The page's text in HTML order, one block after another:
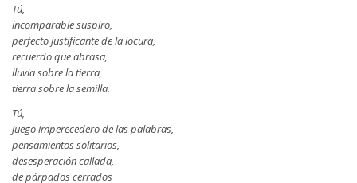
Tú,
incomparable suspiro,
perfecto justificante de la locura,
recuerdo que abrasa,
lluvia sobre la tierra,
tierra sobre la semilla.
Tú,
juego imperecedero de las palabras,
pensamientos solitarios,
desesperación callada,
de párpados cerrados